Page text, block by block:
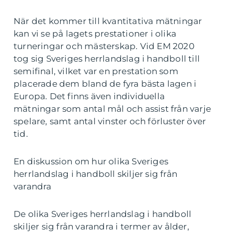
När det kommer till kvantitativa mätningar
kan vi se på lagets prestationer i olika
turneringar och mästerskap. Vid EM 2020
tog sig Sveriges herrlandslag i handboll till
semifinal, vilket var en prestation som
placerade dem bland de fyra bästa lagen i
Europa. Det finns även individuella
mätningar som antal mål och assist från varje
spelare, samt antal vinster och förluster över
tid.
En diskussion om hur olika Sveriges
herrlandslag i handboll skiljer sig från
varandra
De olika Sveriges herrlandslag i handboll
skiljer sig från varandra i termer av ålder,